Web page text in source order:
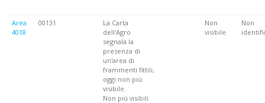
Area
4018
00131
La Carta
dell'Agro
segnala la
presenza di
un'area di
frammenti fittili,
oggi non più
visibile.
Non più visibili
Non
visibile
Non